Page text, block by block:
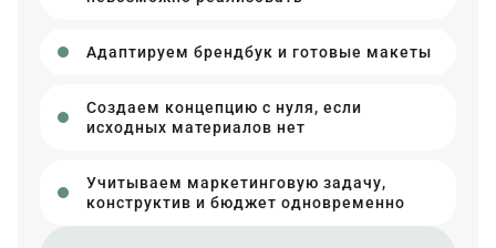
Адаптируем брендбук и готовые макеты
Создаем концепцию с нуля, если
исходных материалов нет
Учитываем маркетинговую задачу,
конструктив и бюджет одновременно